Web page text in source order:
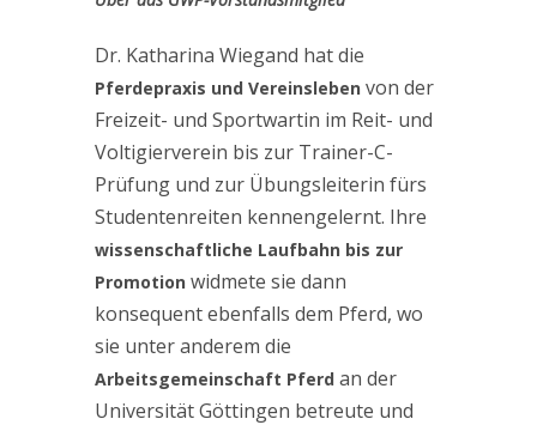
Dr. Katharina Wiegand hat die
Pferdepraxis und Vereinsleben von der
Freizeit- und Sportwartin im Reit- und
Voltigierverein bis zur Trainer-C-
Prüfung und zur Übungsleiterin fürs
Studentenreiten kennengelernt. Ihre
wissenschaftliche Laufbahn bis zur
Promotion widmete sie dann
konsequent ebenfalls dem Pferd, wo
sie unter anderem die
Arbeitsgemeinschaft Pferd an der
Universität Göttingen betreute und